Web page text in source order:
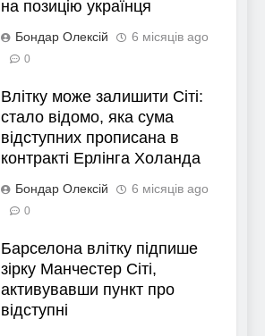
на позицію українця
Бондар Олексій 6 місяців ago
0
Влітку може залишити Сіті:
стало відомо, яка сума
відступних прописана в
контракті Ерлінга Холанда
Бондар Олексій 6 місяців ago
0
Барселона влітку підпише
зірку Манчестер Сіті,
активувавши пункт про
відступні